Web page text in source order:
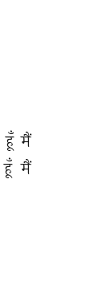
हूँ मैं
हूँ मैं